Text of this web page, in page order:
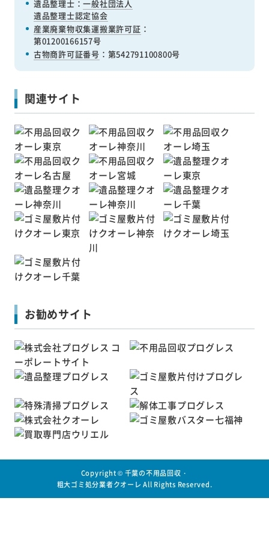
遺品整理士：一般社団法人
遺品整理士認定協会
産業廃棄物収集運搬業許可証 ：
第01200166157号
古物商許可証番号 ：第542791100800号
関連サイト
お勧めサイト
Copyright © 千葉の不用品回収・
粗大ゴミ処分業者クオーレ All Rights Reserved.